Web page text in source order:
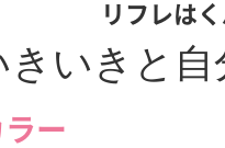
リフレは
きいきと自
ー